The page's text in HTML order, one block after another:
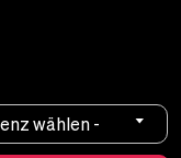
wählen -